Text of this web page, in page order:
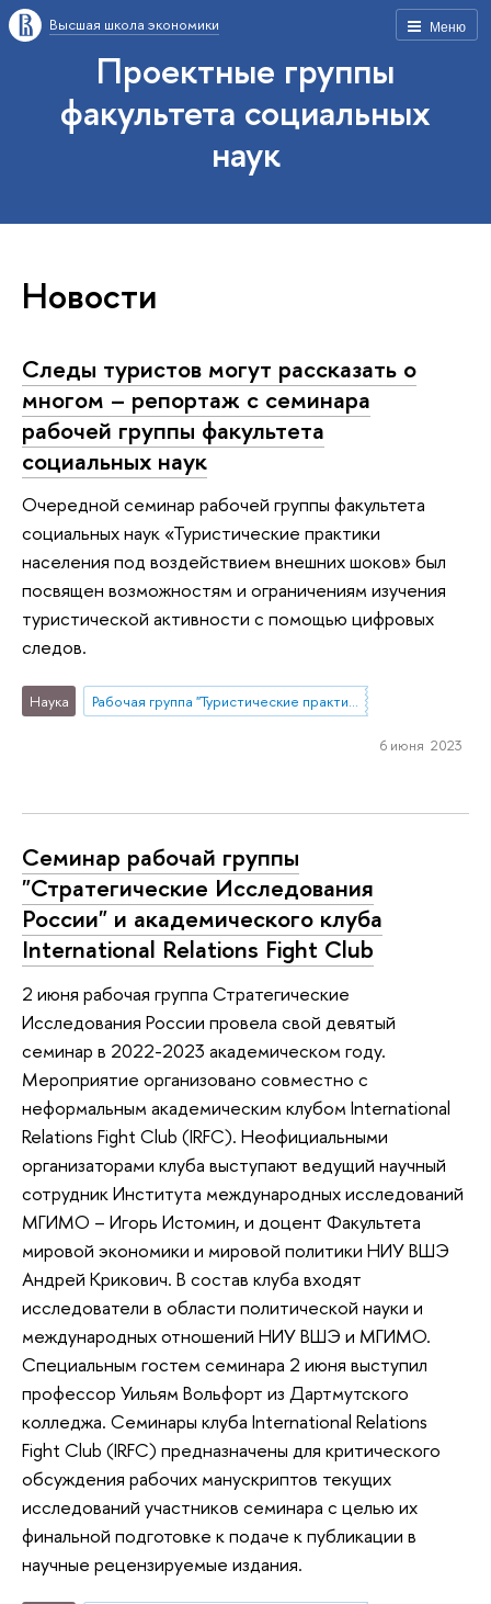
Меню
Высшая школа экономики
Проектные группы
факультета социальных
наук
Новости
Следы туристов могут рассказать о
многом – репортаж с семинара
рабочей группы факультета
социальных наук
Очередной семинар рабочей группы факультета
социальных наук «Туристические практики
населения под воздействием внешних шоков» был
посвящен возможностям и ограничениям изучения
туристической активности с помощью цифровых
следов.
Наука Рабочая группа "Туристические практики населения под воздействием внешних шоков: возможности и ограничения изучения опросными и не-опросными методами"
6 июня 2023
Семинар рабочай группы
"Стратегические Исследования
России" и академического клуба
International Relations Fight Club
2 июня рабочая группа Стратегические
Исследования России провела свой девятый
семинар в 2022-2023 академическом году.
Мероприятие организовано совместно с
неформальным академическим клубом International
Relations Fight Club (IRFC). Неофициальными
организаторами клуба выступают ведущий научный
сотрудник Института международных исследований
МГИМО – Игорь Истомин, и доцент Факультета
мировой экономики и мировой политики НИУ ВШЭ
Андрей Крикович. В состав клуба входят
исследователи в области политической науки и
международных отношений НИУ ВШЭ и МГИМО.
Специальным гостем семинара 2 июня выступил
профессор Уильям Вольфорт из Дартмутского
колледжа. Семинары клуба International Relations
Fight Club (IRFC) предназначены для критического
обсуждения рабочих манускриптов текущих
исследований участников семинара с целью их
финальной подготовке к подаче к публикации в
научные рецензируемые издания.